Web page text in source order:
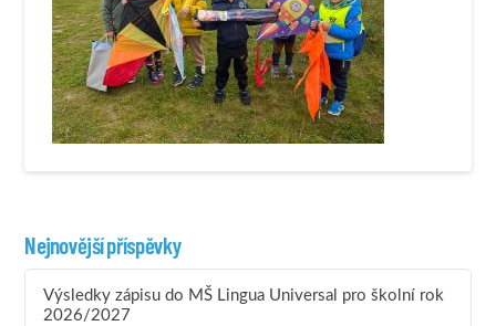
Nejnovější příspěvky
Výsledky zápisu do MŠ Lingua Universal pro školní rok
2026/2027